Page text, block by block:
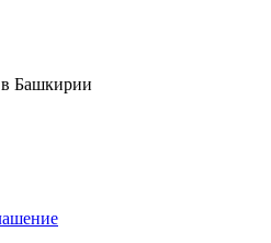
Башкирии